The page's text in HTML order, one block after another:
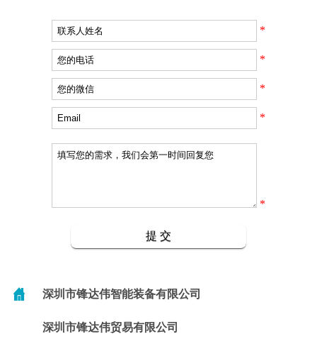
*
*
*
*
*
深圳市锋达伟智能装备有限公司
深圳市锋达伟贸易有限公司